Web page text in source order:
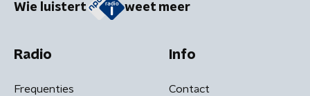
Wie luistert weet meer
Radio
Frequenties
Info
Contact